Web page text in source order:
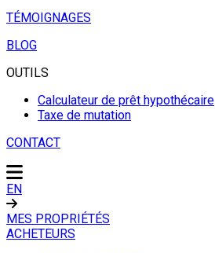
TÉMOIGNAGES
BLOG
OUTILS
Calculateur de prêt hypothécaire
Taxe de mutation
CONTACT
EN
MES PROPRIÉTÉS
ACHETEURS